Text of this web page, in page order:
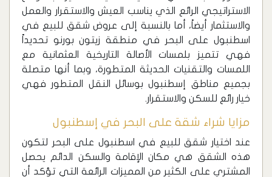
الاستراتيجي الرائع الذي يناسب العيش والاستقرار والعمل
والاستثمار أيضاً، أما بالنسبة إلى عروض شقق للبيع في
اسطنبول على البحر في منطقة زيتون بورنو تحديداً
فهي تتميز بلمسات الأصالة التاريخية العثمانية مع
اللمسات والتقنيات الحديثة المتطورة، وبما أنها متصلة
بجميع مناطق إسطنبول بوسائل النقل المتطور فهي
خيار رائع للسكن والاستقرار.
مزايا شراء شقة على البحر في إسطنبول
عند اختيار شقق للبيع في اسطنبول على البحر لتكون
هذه الشقق هي مكان الإقامة والسكن الدائم يحصل
المشتري على الكثير من المميزات الرائعة التي تؤكد أن